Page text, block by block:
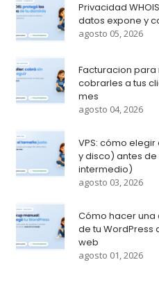
Privacidad
datos expone y
agosto 05, 2026
Facturacion
cobrarles a tus
mes
agosto 04, 2026
VPS: cómo elegir
y disco) antes
intermedio)
agosto 03, 2026
Cómo hacer
de tu WordPress
web
agosto 01, 2026